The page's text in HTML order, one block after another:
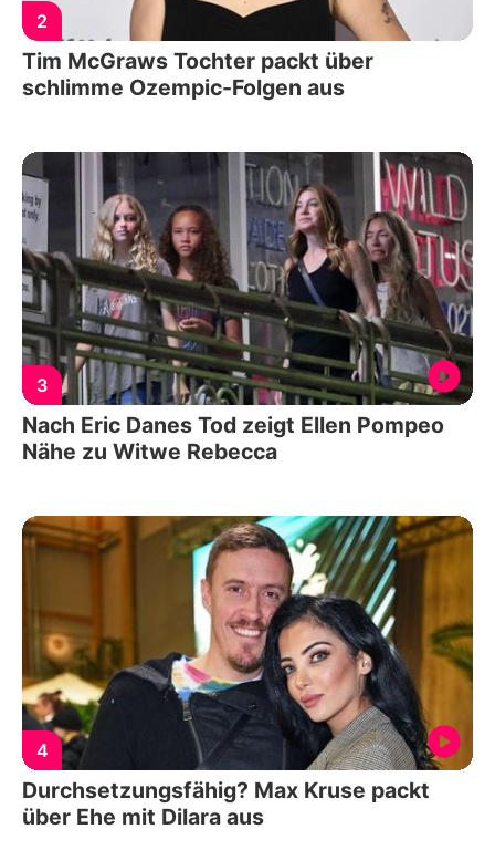
2
Tim McGraws Tochter packt über
schlimme Ozempic-Folgen aus
3
Nach Eric Danes Tod zeigt Ellen Pompeo
Nähe zu Witwe Rebecca
4
Durchsetzungsfähig? Max Kruse packt
über Ehe mit Dilara aus